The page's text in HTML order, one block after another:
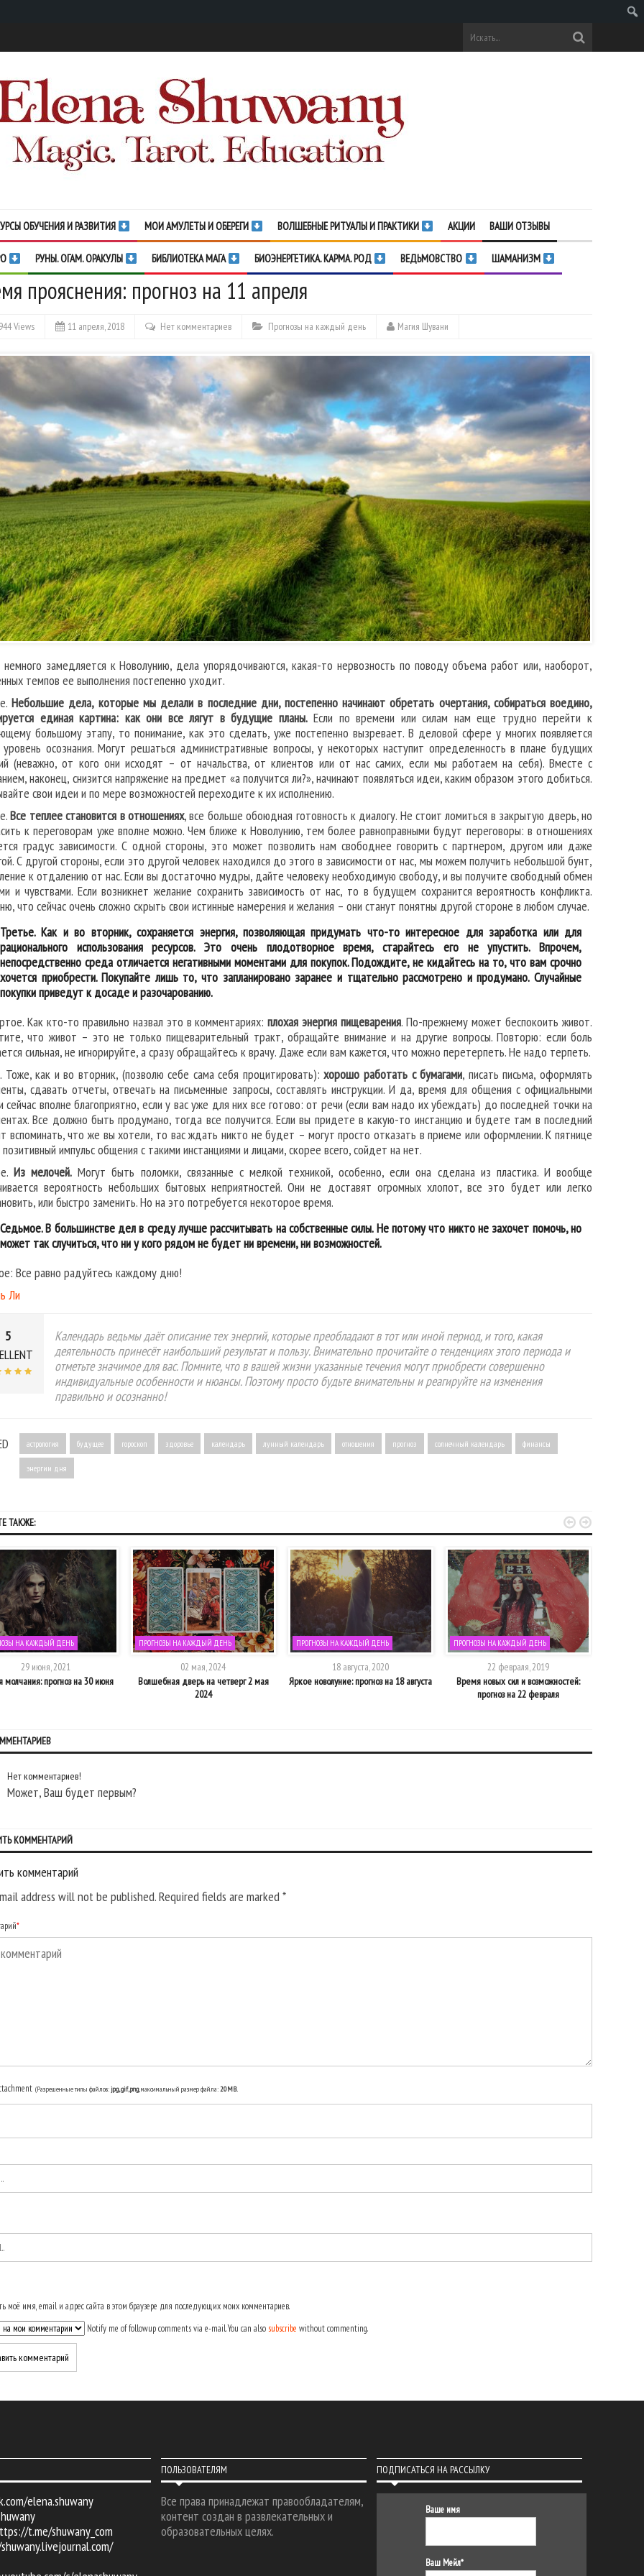
ОБУЧЕНИЯ И РАЗВИТИЯ МОИ АМУЛЕТЫ И ОБЕРЕГИ ВОЛШЕБНЫЕ РИТУАЛЫ И ПРАКТИКИ АКЦИИ ВАШИ ОТЗЫВЫ
РУНЫ. ОГАМ. ОРАКУЛЫ БИБЛИОТЕКА МАГА БИОЭНЕРГЕТИКА. КАРМА. РОД ВЕДЬМОВСТВО ШАМАНИЗМ
прояснения: прогноз на 11 апреля
Views 11 апреля, 2018 Нет комментариев Прогнозы на каждый день Магия Шувани
замедляется к Новолунию, дела упорядочиваются, какая-то нервозность по поводу объема работ или, наоборот,
темпов ее выполнения постепенно уходит.
Небольшие дела, которые мы делали в последние дни, постепенно начинают обретать очертания, собираться воедино,
единая картина: как они все лягут в будущие планы.Если по времени или силам нам еще трудно перейти к
большому этапу, то понимание, как это сделать, уже постепенно вызревает. В деловой сфере у многих появляется
осознания. Могут решаться административные вопросы, у некоторых наступит определенность в плане будущих
(неважно, от кого они исходят – от начальства, от клиентов или от нас самих, если мы работаем на себя). Вместе с
наконец, снизится напряжение на предмет «а получится ли?», начинают появляться идеи, каким образом этого добиться.
свои идеи и по мере возможностей переходите к их исполнению.
Все теплее становится в отношениях, все больше обоюдная готовность к диалогу. Не стоит ломиться в закрытую дверь, но
к переговорам уже вполне можно. Чем ближе к Новолунию, тем более равноправными будут переговоры: в отношениях
градус зависимости. С одной стороны, это может позволить нам свободнее говорить с партнером, другом или даже
С другой стороны, если это другой человек находился до этого в зависимости от нас, мы можем получить небольшой бунт,
к отдалению от нас. Если вы достаточно мудры, дайте человеку необходимую свободу, и вы получите свободный обмен
и чувствами. Если возникнет желание сохранить зависимость от нас, то в будущем сохранится вероятность конфликта.
что сейчас очень сложно скрыть свои истинные намерения и желания – они станут понятны другой стороне в любом случае.
Третье. Как и во вторник, сохраняется энергия, позволяющая придумать что-то интересное для заработка или для
рационального использования ресурсов. Это очень плодотворное время, старайтесь его не упустить. Впрочем,
непосредственно среда отличается негативными моментами для покупок. Подождите, не кидайтесь на то, что вам срочно
хочется приобрести. Покупайте лишь то, что запланировано заранее и тщательно рассмотрено и продумано. Случайные
покупки приведут к досаде и разочарованию.
Как кто-то правильно назвал это в комментариях:плохая энергия пищеварения. По-прежнему может беспокоить живот.
что живот – это не только пищеварительный тракт, обращайте внимание и на другие вопросы. Повторю: если боль
сильная, не игнорируйте, а сразу обращайтесь к врачу. Даже если вам кажется, что можно перетерпеть. Не надо терпеть.
Тоже, как и во вторник, (позволю себе сама себя процитировать): хорошо работать с бумагами, писать письма, оформлять
сдавать отчеты, отвечать на письменные запросы, составлять инструкции. И да, время для общения с официальными
сейчас вполне благоприятно, если у вас уже для них все готово: от речи (если вам надо их убеждать) до последней точки на
Все должно быть продумано, тогда все получится. Если вы придете в какую-то инстанцию и будете там в последний
вспоминать, что же вы хотели, то вас ждать никто не будет – могут просто отказать в приеме или оформлении. К пятнице
импульс общения с такими инстанциями и лицами, скорее всего, сойдет на нет.
Из мелочей. Могут быть поломки, связанные с мелкой техникой, особенно, если она сделана из пластика. И вообще
вероятность небольших бытовых неприятностей. Они не доставят огромных хлопот, все это будет или легко
или быстро заменить. Но на это потребуется некоторое время.
Седьмое. В большинстве дел в среду лучше рассчитывать на собственные силы. Не потому что никто не захочет помочь, но
может так случиться, что ни у кого рядом не будет ни времени, ни возможностей.
Все равно радуйтесь каждому дню!
Ли
5
Календарь ведьмы даёт описание тех энергий, которые преобладают в тот или иной период, и того, какая
деятельность принесёт наибольший результат и пользу. Внимательно прочитайте о тенденциях этого периода и
отметьте значимое для вас. Помните, что в вашей жизни указанные течения могут приобрести совершенно
индивидуальные особенности и нюансы. Поэтому просто будьте внимательны и реагируйте на изменения
правильно и осознанно!
астрология будущее гороскоп здоровье календарь лунный календарь отношения прогноз солнечный календарь финансы
энергии дня
ТАКЖЕ:
НА КАЖДЫЙ ДЕНЬ
29 июня, 2021
прогноз на 30 июня
ПРОГНОЗЫ НА КАЖДЫЙ ДЕНЬ
02 мая, 2024
Волшебная дверь на четверг 2 мая
2024
ПРОГНОЗЫ НА КАЖДЫЙ ДЕНЬ
18 августа, 2020
Яркое новолуние: прогноз на 18 августа
ПРОГНОЗЫ НА КАЖДЫЙ ДЕНЬ
22 февраля, 2019
Время новых сил и возможностей:
прогноз на 22 февраля
 
Нет комментариев!
Может, Ваш будет первым?
КОММЕНТАРИЙ
комментарий
address will not be published. Required fields are marked*
*
(Разрешенные типы файлов:jpg, gif, png, максимальный размер файла:20MB.
моё имя, email и адрес сайта в этом браузере для последующих моих комментариев.
Notify me of followup comments via e-mail. You can also subscribe without commenting.
elena.shuwany
t.me/shuwany_com
ПОЛЬЗОВАТЕЛЯМ
Все права принадлежат правообладателям,
контент создан в развлекательных и
образовательных целях.
ПОДПИСАТЬСЯ НА РАССЫЛКУ
Ваше имя
Ваш Мейл*